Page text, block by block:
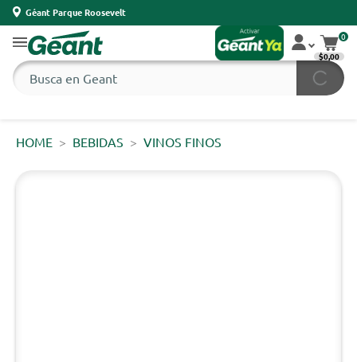
Géant Parque Roosevelt
0
$0,00
HOME BEBIDAS VINOS FINOS